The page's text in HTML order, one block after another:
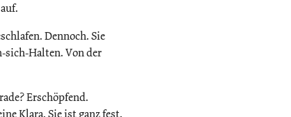
Dennoch. Sie
sich-Halten. Von der
Erschöpfend.
Klara. Sie ist ganz fest.